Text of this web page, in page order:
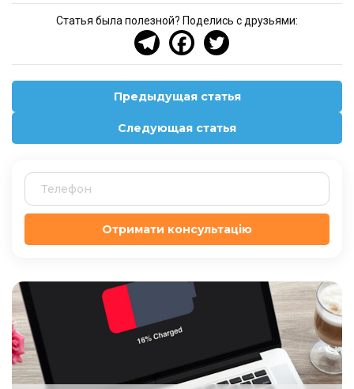
Статья была полезной? Поделись с друзьями:
Предыдущая статья
Следующая статья
Отримати консультацію